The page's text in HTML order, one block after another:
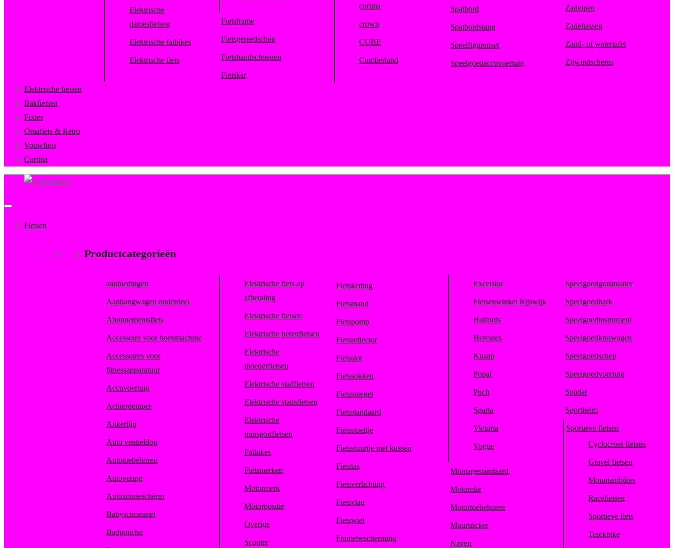
Elektrische
damesfietsen
Elektrische fatbikes
Elektrische fiets
Fietsframe
Fietsgereedschap
Fietshandschoenen
Fietskar
cortina
crown
CUBE
Cumberland
Spatbord
Spatbordstang
Speelfigurenset
Speelgoedaccuvoertuig
Zadelpen
Zadeltassen
Zand- of watertafel
Zijwindscherm
Elektrische fietsen
Bakfietsen
Fixies
Omafiets & Retro
Vouwfiets
Cortina
Primary
Fietsen
Productcategorieën
aanbiedingen
Aanhangwagen onderdeel
Abonnementsfiets
Accessoire voor boenmachine
Accessoires voor
fitnessapparatuur
Accuvoertuig
Achterdemper
Ankerlijn
Auto ventieldop
Autotoebehoren
Autovering
Autozonnescherm
Babyschommel
Badponcho
Elektrische fiets op
afbetaling
Elektrische fietsen
Elektrische herenfietsen
Elektrische
moederfietsen
Elektrische stadfietsen
Elektrische stadsfietsen
Elektrische
transportfietsen
Fatbikes
Fietsmerken
Motormerk
Motorpositie
Overige
Scooter
Fietsketting
Fietsmand
Fietspomp
Fietsreflector
Fietsslot
Fietssokken
Fietsspiegel
Fietsstandaard
Fietsstoeltje
Fietsstuurtje met kussen
Fietstas
Fietsverlichting
Fietsvlag
Fietswiel
Framebescherming
Excelsior
Fietsenwinkel Rijswijk
Halfords
Hercules
Knaap
Popal
Puch
Sparta
Victoria
Vogue
Montagestandaard
Motorolie
Motortoebehoren
Muursticker
Naven
Speelgoedgrasmaaier
Speelgoedhark
Speelgoedinstrument
Speelgoedkruiwagen
Speelgoedschep
Speelgoedvoertuig
Spielat
Sporthelm
Sportieve fietsen
Cyclocross fietsen
Gravel fietsen
Mountainbikes
Racefietsen
Sportieve fiets
Trackbike